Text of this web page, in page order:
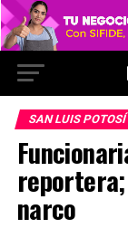
SAN LUIS POTOSÍ
narco